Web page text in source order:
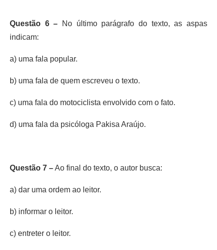
Questão 6 –
No último parágrafo do texto, as aspas
indicam:
a) uma fala popular.
b) uma fala de quem escreveu o texto.
c) uma fala do motociclista envolvido com o fato.
d) uma fala da psicóloga Pakisa Araújo.
Questão 7 –Ao final do texto, o autor busca:
a) dar uma ordem ao leitor.
b) informar o leitor.
c) entreter o leitor.